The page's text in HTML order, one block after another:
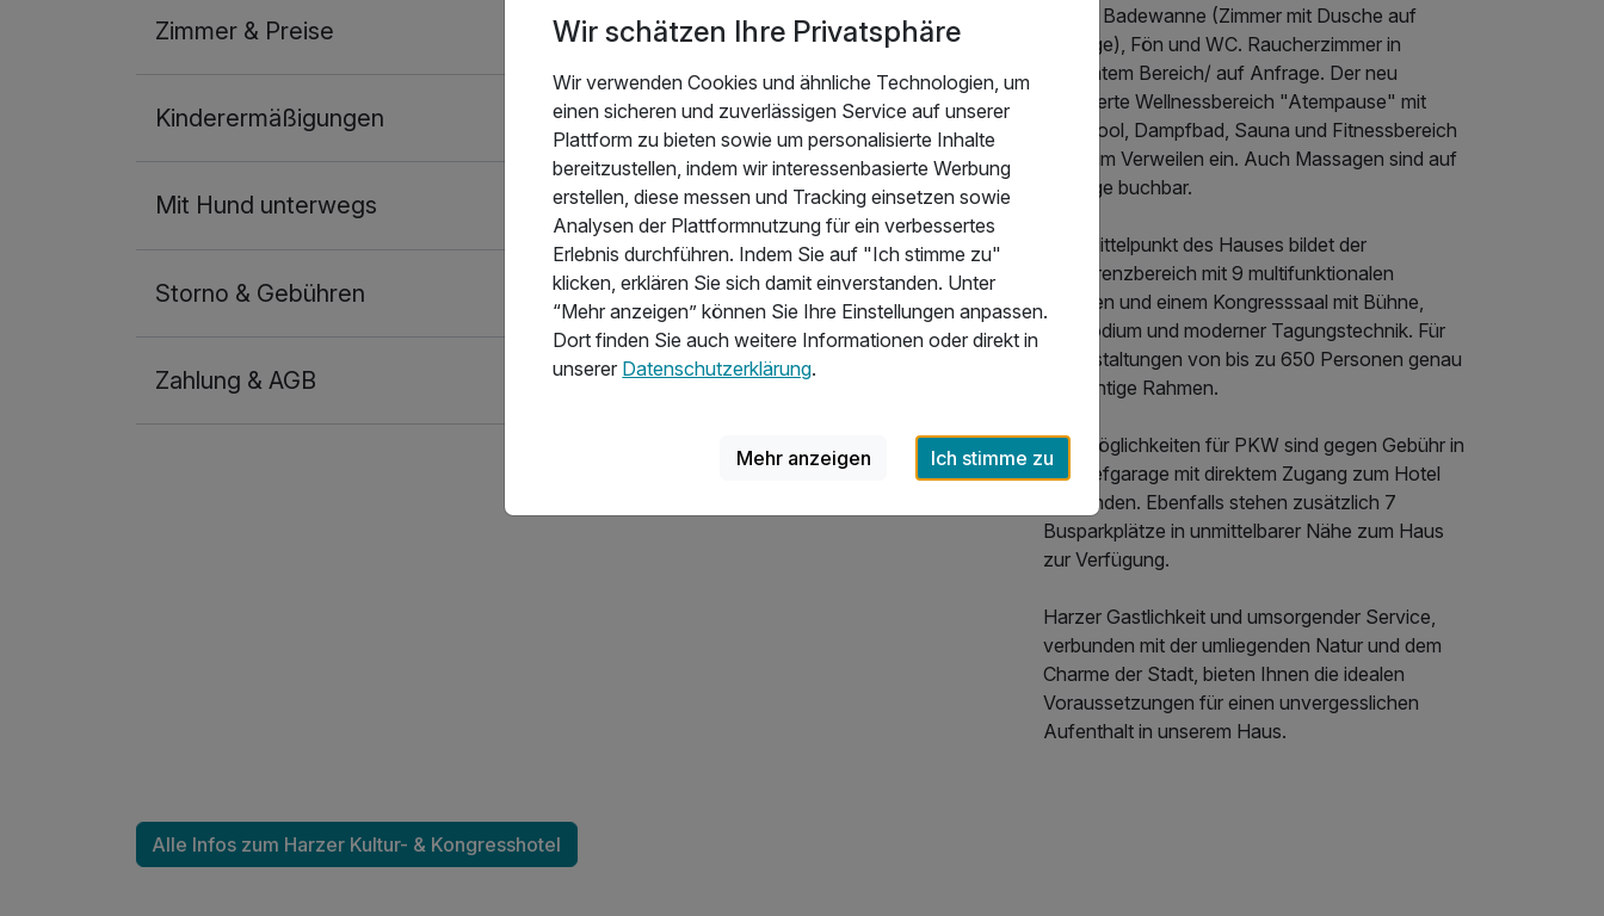
Zimmer & Preise
2 Erwachsene
Kinderermäßigungen
Mit Hund unterwegs
Storno & Gebühren
Zahlung & AGB
Radio, Badewanne (Zimmer mit Dusche auf
Anfrage), Fön und WC. Raucherzimmer in
separatem Bereich/ auf Anfrage. Der neu
renovierte Wellnessbereich "Atempause" mit
Whilrpool, Dampfbad, Sauna und Fitnessbereich
lädt zum Verweilen ein. Auch Massagen sind auf
Anfrage buchbar.
Den Mittelpunkt des Hauses bildet der
Konferenzbereich mit 9 multifunktionalen
Räumen und einem Kongresssaal mit Bühne,
Hubpodium und moderner Tagungstechnik. Für
Veranstaltungen von bis zu 650 Personen genau
der richtige Rahmen.
Parkmöglichkeiten für PKW sind gegen Gebühr in
der Tiefgarage mit direktem Zugang zum Hotel
vorhanden. Ebenfalls stehen zusätzlich 7
Busparkplätze in unmittelbarer Nähe zum Haus
zur Verfügung.
Harzer Gastlichkeit und umsorgender Service,
verbunden mit der umliegenden Natur und dem
Charme der Stadt, bieten Ihnen die idealen
Voraussetzungen für einen unvergesslichen
Aufenthalt in unserem Haus.
Alle Infos zum Harzer Kultur- & Kongresshotel
Wir schätzen Ihre Privatsphäre
Wir verwenden Cookies und ähnliche Technologien, um
einen sicheren und zuverlässigen Service auf unserer
Plattform zu bieten sowie um personalisierte Inhalte
bereitzustellen, indem wir interessenbasierte Werbung
erstellen, diese messen und Tracking einsetzen sowie
Analysen der Plattformnutzung für ein verbessertes
Erlebnis durchführen. Indem Sie auf "Ich stimme zu"
klicken, erklären Sie sich damit einverstanden. Unter
“Mehr anzeigen” können Sie Ihre Einstellungen anpassen.
Dort finden Sie auch weitere Informationen oder direkt in
unserer Datenschutzerklärung.
Mehr anzeigen Ich stimme zu